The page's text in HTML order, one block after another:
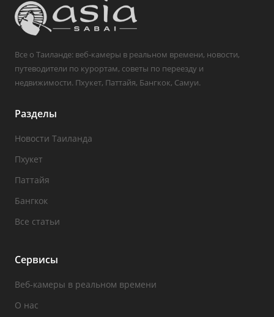
Все о Таиланде: веб-камеры в реальном времени, новости,
путеводители по курортам, советы по переезду и
недвижимости. Пхукет, Паттайя, Бангкок, Самуи.
Разделы
Новости Таиланда
Пхукет
Паттайя
Бангкок
Все статьи
Сервисы
Веб-камеры в реальном времени
О нас